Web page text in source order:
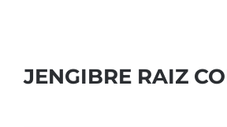
JENGIBRE RAIZ